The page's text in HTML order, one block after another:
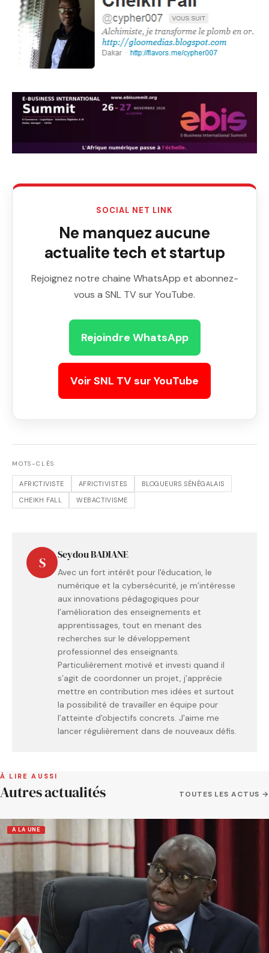
SOCIAL NET LINK
Ne manquez aucune
actualite tech et startup
Rejoignez notre chaine WhatsApp et abonnez-
vous a SNL TV sur YouTube.
Rejoindre WhatsApp
Voir SNL TV sur YouTube
MOTS-CLÉS
AFRICTIVISTE AFRICTIVISTES
BLOGUEURS SÉNÉGALAIS
CHEIKH FALL
WEBACTIVISME
S Seydou BADIANE
Avec un fort intérêt pour l'éducation, le
numérique et la cybersécurité, je m’intéresse
aux innovations pédagogiques pour
l’amélioration des enseignements et
apprentissages, tout en menant des
recherches sur le développement
professionnel des enseignants.
Particulièrement motivé et investi quand il
s’agit de coordonner un projet, j'apprécie
mettre en contribution mes idées et surtout
la possibilité de travailler en équipe pour
l’atteinte d'objectifs concrets. J'aime me
lancer régulièrement dans de nouveaux défis.
À LIRE AUSSI
Autres actualités TOUTES LES ACTUS →
A LA UNE